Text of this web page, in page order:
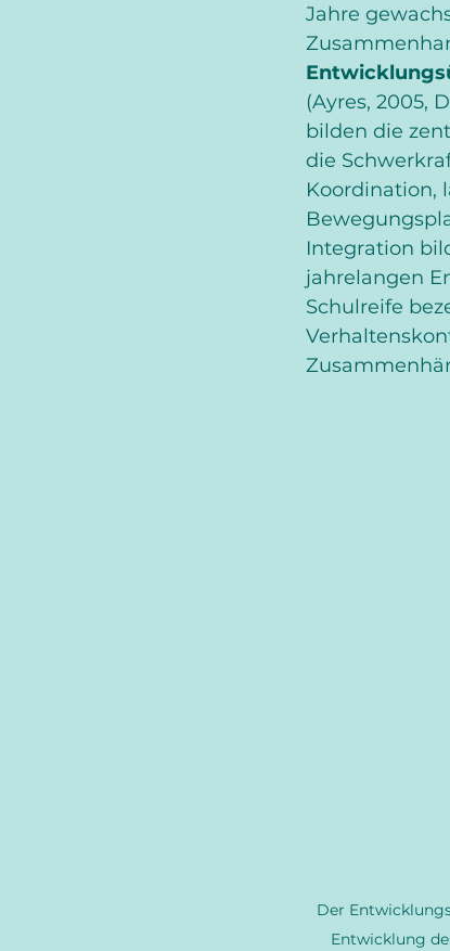
Jahre
(Ayres, 2005,
bilden die
die
Koordination,
Integration
jahrelangen
Schulreife
Der
Entwicklung